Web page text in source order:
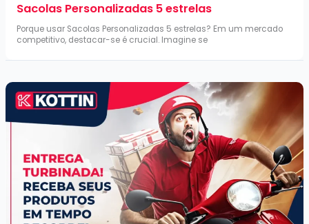
Sacolas Personalizadas 5 estrelas
Porque usar Sacolas Personalizadas 5 estrelas? Em um mercado
competitivo, destacar-se é crucial. Imagine se